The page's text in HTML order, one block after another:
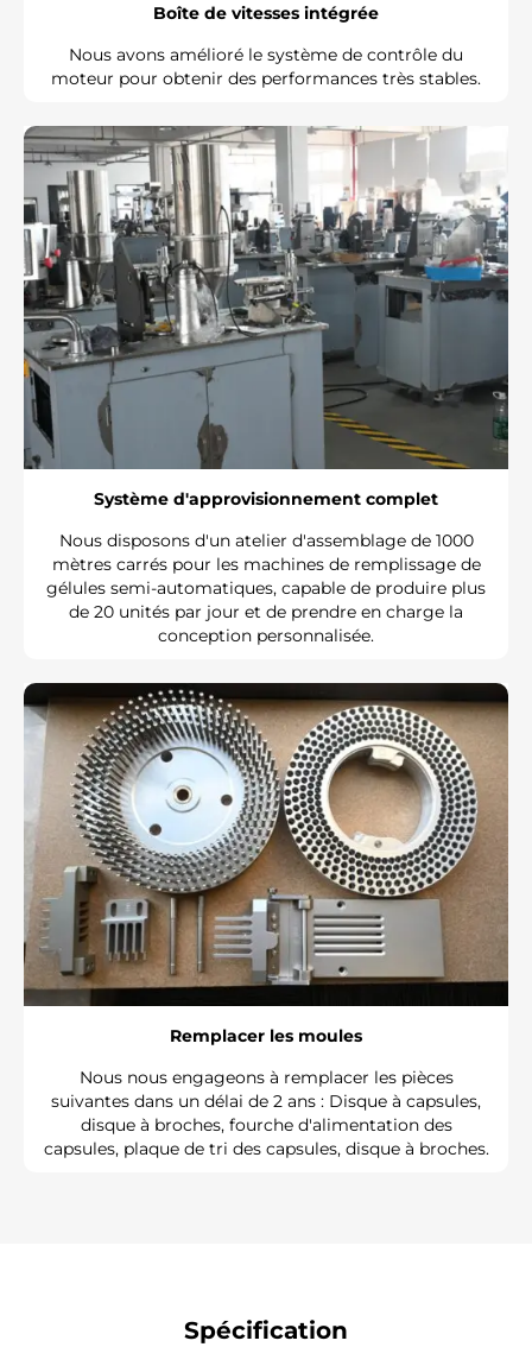
Boîte de vitesses intégrée
Nous avons amélioré le système de contrôle du
moteur pour obtenir des performances très stables.
Système d'approvisionnement complet
Nous disposons d'un atelier d'assemblage de 1000
mètres carrés pour les machines de remplissage de
gélules semi-automatiques, capable de produire plus
de 20 unités par jour et de prendre en charge la
conception personnalisée.
Remplacer les moules
Nous nous engageons à remplacer les pièces
suivantes dans un délai de 2 ans : Disque à capsules,
disque à broches, fourche d'alimentation des
capsules, plaque de tri des capsules, disque à broches.
Spécification